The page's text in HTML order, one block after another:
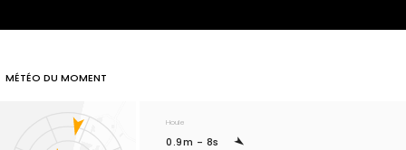
MÉTÉO DU MOMENT
Houle
0.9m - 8s